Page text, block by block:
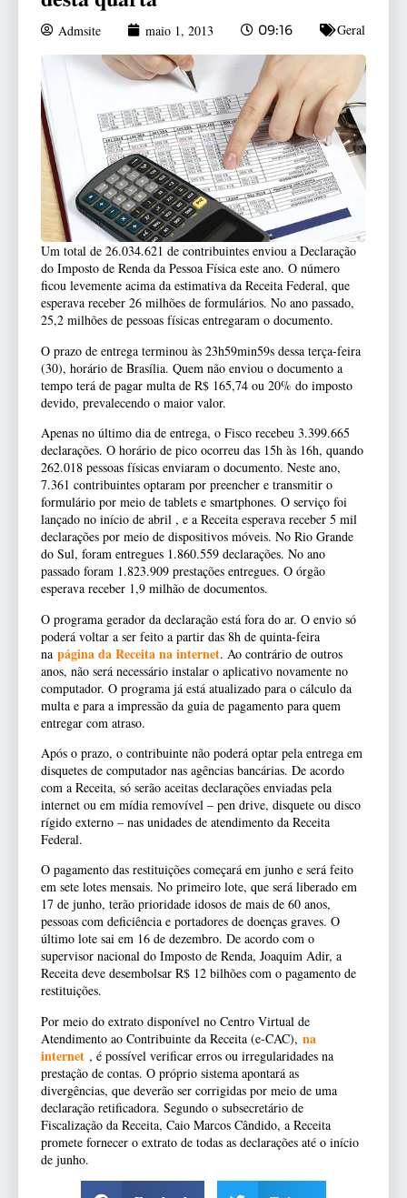
Admsite maio 1, 2013 09:16 Geral
Um total de 26.034.621 de contribuintes enviou a Declaração
do Imposto de Renda da Pessoa Física este ano. O número
ficou levemente acima da estimativa da Receita Federal, que
esperava receber 26 milhões de formulários. No ano passado,
25,2 milhões de pessoas físicas entregaram o documento.
O prazo de entrega terminou às 23h59min59s dessa terça-feira
(30), horário de Brasília. Quem não enviou o documento a
tempo terá de pagar multa de R$ 165,74 ou 20% do imposto
devido, prevalecendo o maior valor.
Apenas no último dia de entrega, o Fisco recebeu 3.399.665
declarações. O horário de pico ocorreu das 15h às 16h, quando
262.018 pessoas físicas enviaram o documento. Neste ano,
7.361 contribuintes optaram por preencher e transmitir o
formulário por meio de tablets e smartphones. O serviço foi
lançado no início de abril , e a Receita esperava receber 5 mil
declarações por meio de dispositivos móveis. No Rio Grande
do Sul, foram entregues 1.860.559 declarações. No ano
passado foram 1.823.909 prestações entregues. O órgão
esperava receber 1,9 milhão de documentos.
O programa gerador da declaração está fora do ar. O envio só
poderá voltar a ser feito a partir das 8h de quinta-feira
na página da Receita na internet. Ao contrário de outros
anos, não será necessário instalar o aplicativo novamente no
computador. O programa já está atualizado para o cálculo da
multa e para a impressão da guia de pagamento para quem
entregar com atraso.
Após o prazo, o contribuinte não poderá optar pela entrega em
disquetes de computador nas agências bancárias. De acordo
com a Receita, só serão aceitas declarações enviadas pela
internet ou em mídia removível – pen drive, disquete ou disco
rígido externo – nas unidades de atendimento da Receita
Federal.
O pagamento das restituições começará em junho e será feito
em sete lotes mensais. No primeiro lote, que será liberado em
17 de junho, terão prioridade idosos de mais de 60 anos,
pessoas com deficiência e portadores de doenças graves. O
último lote sai em 16 de dezembro. De acordo com o
supervisor nacional do Imposto de Renda, Joaquim Adir, a
Receita deve desembolsar R$ 12 bilhões com o pagamento de
restituições.
Por meio do extrato disponível no Centro Virtual de
Atendimento ao Contribuinte da Receita (e-CAC), na
internet , é possível verificar erros ou irregularidades na
prestação de contas. O próprio sistema apontará as
divergências, que deverão ser corrigidas por meio de uma
declaração retificadora. Segundo o subsecretário de
Fiscalização da Receita, Caio Marcos Cândido, a Receita
promete fornecer o extrato de todas as declarações até o início
de junho.